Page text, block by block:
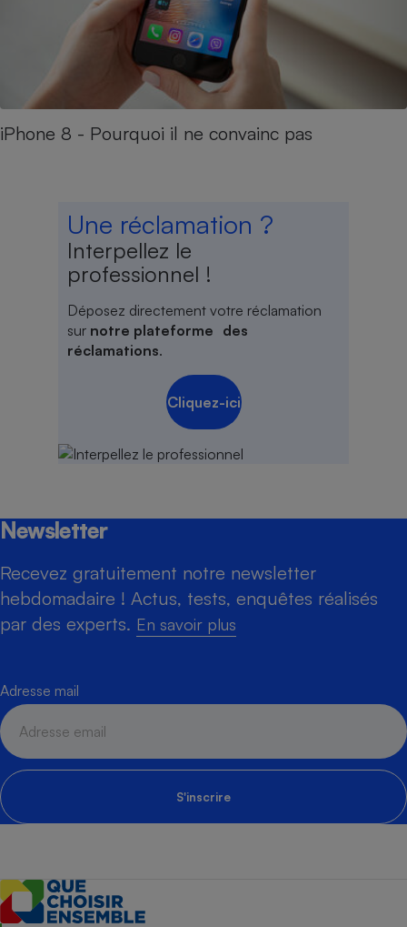
iPhone 8 - Pourquoi il ne convainc pas
Une réclamation ?
Interpellez le
professionnel !
Déposez directement votre réclamation
sur notre plateforme des
réclamations.
Cliquez-ici
Newsletter
Recevez gratuitement notre newsletter
hebdomadaire ! Actus, tests, enquêtes réalisés
par des experts. En savoir plus
Adresse mail
S'inscrire